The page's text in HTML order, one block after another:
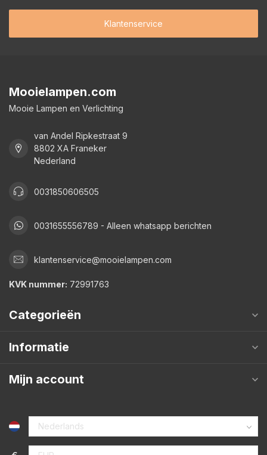
Klantenservice
Mooielampen.com
Mooie Lampen en Verlichting
van Andel Ripkestraat 9
8802 XA Franeker
Nederland
0031850606505
0031655556789 - Alleen whatsapp berichten
klantenservice@mooielampen.com
KVK nummer: 72991763
Categorieën
Informatie
Mijn account